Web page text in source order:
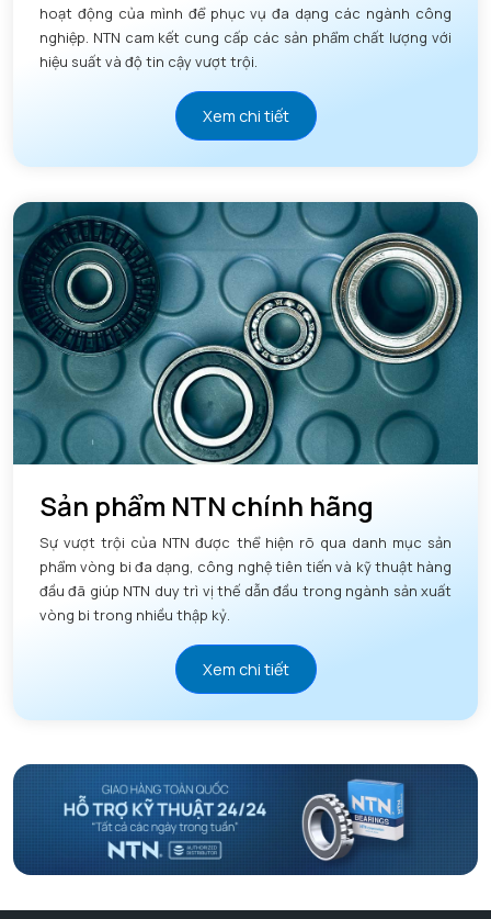
hoạt động của mình để phục vụ đa dạng các ngành công
nghiệp. NTN cam kết cung cấp các sản phẩm chất lượng với
hiệu suất và độ tin cậy vượt trội.
Xem chi tiết
Sản phẩm NTN chính hãng
Sự vượt trội của NTN được thể hiện rõ qua danh mục sản
phẩm vòng bi đa dạng, công nghệ tiên tiến và kỹ thuật hàng
đầu đã giúp NTN duy trì vị thế dẫn đầu trong ngành sản xuất
vòng bi trong nhiều thập kỷ.
Xem chi tiết